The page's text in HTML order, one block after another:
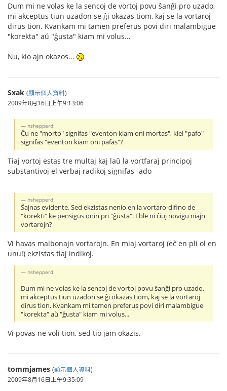
Dum mi ne volas ke la sencoj de vortoj povu ŝanĝi pro uzado,
mi akceptus tiun uzadon se ĝi okazas tiom, kaj se la vortaroj
dirus tion. Kvankam mi tamen preferus povi diri malambigue
"korekta" aŭ "ĝusta" kiam mi volus...
Nu, kio ajn okazos...
Sxak (顯示個人資料)
2009年8月16日上午9:13:06
nshepperd:
Ĉu ne "morto" signifas "eventon kiam oni mortas", kiel "pafo"
signifas "eventon kiam oni pafas"?
Tiaj vortoj estas tre multaj kaj laŭ la vortfaraj principoj
substantivoj el verbaj radikoj signifas -ado
nshepperd:
Ŝajnas evidente. Sed ekzistas nenio en la vortaro-difino de
"korekti" ke pensigus onin pri "ĝusta". Eble ni ĉiuj novigu niajn
vortarojn?
Vi havas malbonajn vortarojn. En miaj vortaroj (eĉ en pli ol en
unu!) ekzistas tiaj indikoj.
nshepperd:
Dum mi ne volas ke la sencoj de vortoj povu ŝanĝi pro uzado,
mi akceptus tiun uzadon se ĝi okazas tiom, kaj se la vortaroj
dirus tion. Kvankam mi tamen preferus povi diri malambigue
"korekta" aŭ "ĝusta" kiam mi volus...
Vi povas ne voli tion, sed tio jam okazis.
tommjames (顯示個人資料)
2009年8月16日上午9:35:09